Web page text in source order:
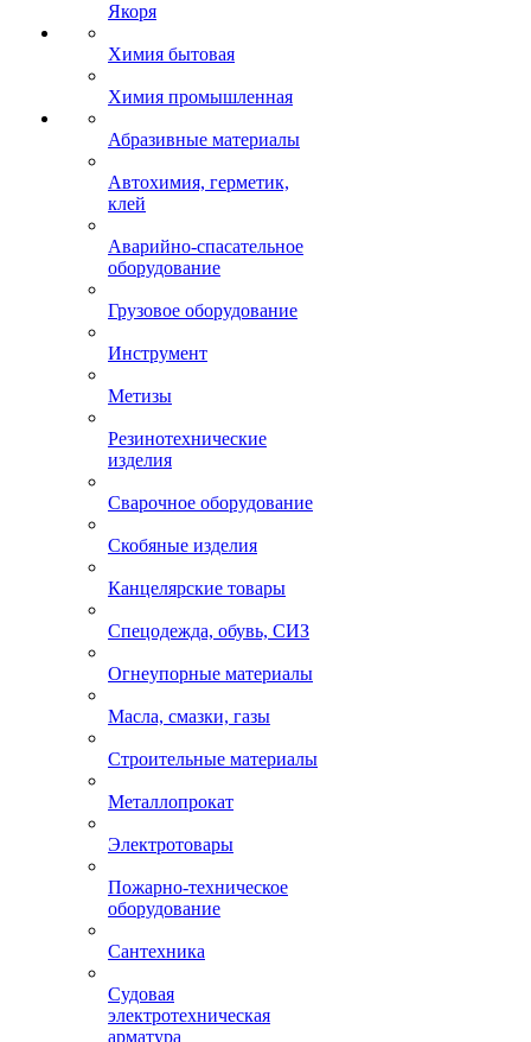
Якоря
Химия бытовая
Химия промышленная
Абразивные материалы
Автохимия, герметик,
клей
Аварийно-спасательное
оборудование
Грузовое оборудование
Инструмент
Метизы
Резинотехнические
изделия
Сварочное оборудование
Скобяные изделия
Канцелярские товары
Спецодежда, обувь, СИЗ
Огнеупорные материалы
Масла, смазки, газы
Строительные материалы
Металлопрокат
Электротовары
Пожарно-техническое
оборудование
Сантехника
Судовая
электротехническая
арматура